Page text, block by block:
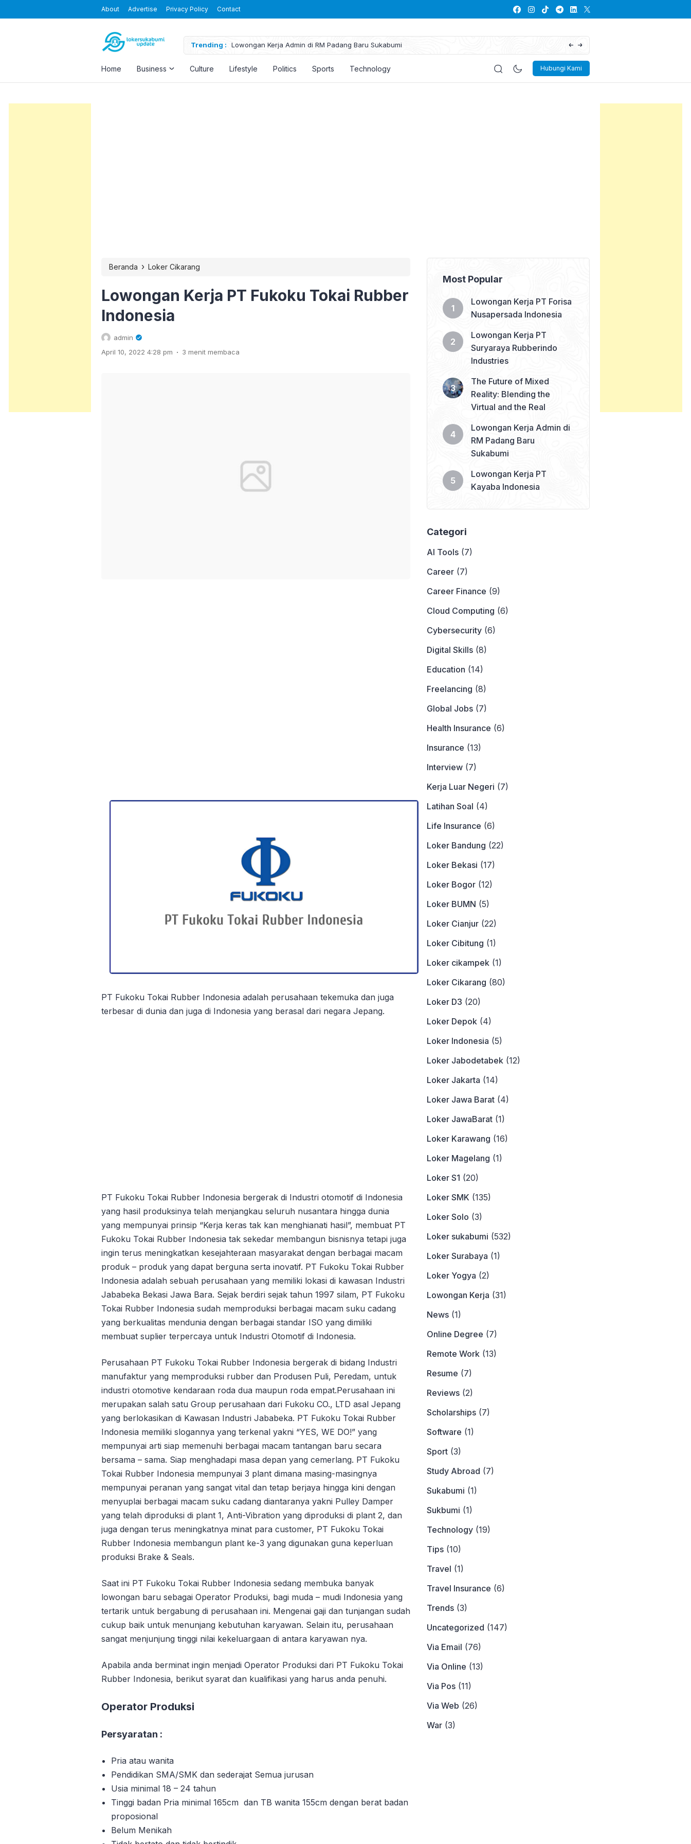
About Advertise Privacy Policy Contact
Trending : Lowongan Kerja Admin di RM Padang Baru Sukabumi Lowongan Kerja PT Kayaba Indonesia
Hubungi Kami
Home Business Culture Lifestyle Politics Sports Technology
Beranda › Loker Cikarang
Lowongan Kerja PT Fukoku Tokai Rubber
Indonesia
admin
April 10, 2022 4:28 pm . 3 menit membaca
PT Fukoku Tokai Rubber Indonesia adalah perusahaan tekemuka dan juga
terbesar di dunia dan juga di Indonesia yang berasal dari negara Jepang.
PT Fukoku Tokai Rubber Indonesia bergerak di Industri otomotif di Indonesia
yang hasil produksinya telah menjangkau seluruh nusantara hingga dunia
yang mempunyai prinsip “Kerja keras tak kan menghianati hasil”, membuat PT
Fukoku Tokai Rubber Indonesia tak sekedar membangun bisnisnya tetapi juga
ingin terus meningkatkan kesejahteraan masyarakat dengan berbagai macam
produk – produk yang dapat berguna serta inovatif. PT Fukoku Tokai Rubber
Indonesia adalah sebuah perusahaan yang memiliki lokasi di kawasan Industri
Jababeka Bekasi Jawa Bara. Sejak berdiri sejak tahun 1997 silam, PT Fukoku
Tokai Rubber Indonesia sudah memproduksi berbagai macam suku cadang
yang berkualitas mendunia dengan berbagai standar ISO yang dimiliki
membuat suplier terpercaya untuk Industri Otomotif di Indonesia.
Perusahaan PT Fukoku Tokai Rubber Indonesia bergerak di bidang Industri
manufaktur yang memproduksi rubber dan Produsen Puli, Peredam, untuk
industri otomotive kendaraan roda dua maupun roda empat.Perusahaan ini
merupakan salah satu Group perusahaan dari Fukoku CO., LTD asal Jepang
yang berlokasikan di Kawasan Industri Jababeka. PT Fukoku Tokai Rubber
Indonesia memiliki slogannya yang terkenal yakni “YES, WE DO!” yang
mempunyai arti siap memenuhi berbagai macam tantangan baru secara
bersama – sama. Siap menghadapi masa depan yang cemerlang. PT Fukoku
Tokai Rubber Indonesia mempunyai 3 plant dimana masing-masingnya
mempunyai peranan yang sangat vital dan tetap berjaya hingga kini dengan
menyuplai berbagai macam suku cadang diantaranya yakni Pulley Damper
yang telah diproduksi di plant 1, Anti-Vibration yang diproduksi di plant 2, dan
juga dengan terus meningkatnya minat para customer, PT Fukoku Tokai
Rubber Indonesia membangun plant ke-3 yang digunakan guna keperluan
produksi Brake & Seals.
Saat ini PT Fukoku Tokai Rubber Indonesia sedang membuka banyak
lowongan baru sebagai Operator Produksi, bagi muda – mudi Indonesia yang
tertarik untuk bergabung di perusahaan ini. Mengenai gaji dan tunjangan sudah
cukup baik untuk menunjang kebutuhan karyawan. Selain itu, perusahaan
sangat menjunjung tinggi nilai kekeluargaan di antara karyawan nya.
Apabila anda berminat ingin menjadi Operator Produksi dari PT Fukoku Tokai
Rubber Indonesia, berikut syarat dan kualifikasi yang harus anda penuhi.
Operator Produksi
Persyaratan :
Pria atau wanita
Pendidikan SMA/SMK dan sederajat Semua jurusan
Usia minimal 18 – 24 tahun
Tinggi badan Pria minimal 165cm dan TB wanita 155cm dengan berat badan
proposional
Belum Menikah
Most Popular
Lowongan Kerja PT Forisa
Nusapersada Indonesia
Lowongan Kerja PT
Suryaraya Rubberindo
Industries
The Future of Mixed
Reality: Blending the
Virtual and the Real
Lowongan Kerja Admin di
RM Padang Baru
Sukabumi
Lowongan Kerja PT
Kayaba Indonesia
Categori
AI Tools (7)
Career (7)
Career Finance (9)
Cloud Computing (6)
Cybersecurity (6)
Digital Skills (8)
Education (14)
Freelancing (8)
Global Jobs (7)
Health Insurance (6)
Insurance (13)
Interview (7)
Kerja Luar Negeri (7)
Latihan Soal (4)
Life Insurance (6)
Loker Bandung (22)
Loker Bekasi (17)
Loker Bogor (12)
Loker BUMN (5)
Loker Cianjur (22)
Loker Cibitung (1)
Loker cikampek (1)
Loker Cikarang (80)
Loker D3 (20)
Loker Depok (4)
Loker Indonesia (5)
Loker Jabodetabek (12)
Loker Jakarta (14)
Loker Jawa Barat (4)
Loker JawaBarat (1)
Loker Karawang (16)
Loker Magelang (1)
Loker S1 (20)
Loker SMK (135)
Loker Solo (3)
Loker sukabumi (532)
Loker Surabaya (1)
Loker Yogya (2)
Lowongan Kerja (31)
News (1)
Online Degree (7)
Remote Work (13)
Resume (7)
Reviews (2)
Scholarships (7)
Software (1)
Sport (3)
Study Abroad (7)
Sukabumi (1)
Sukbumi (1)
Technology (19)
Tips (10)
Travel (1)
Travel Insurance (6)
Trends (3)
Uncategorized (147)
Via Email (76)
Via Online (13)
Via Pos (11)
Via Web (26)
War (3)